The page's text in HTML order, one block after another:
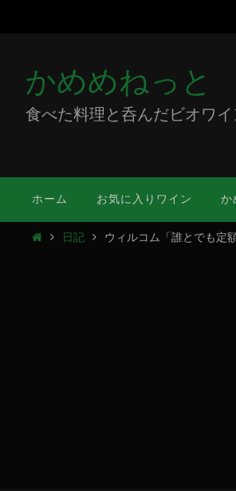
かめめねっと
食べた料理と呑んだビオワ
ホーム お気に入りワイン か
日記 ウィルコム「誰とでも定